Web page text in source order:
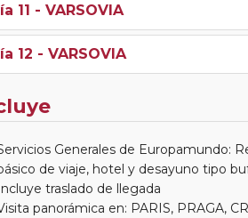
11 - VARSOVIA
12 - VARSOVIA
Generales de Europamundo:
de viaje, hotel y desayuno tipo
traslado de llegada
panorámica en: PARIS, PRAGA,